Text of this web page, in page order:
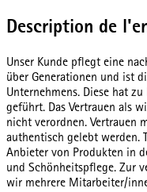
Description de
Unser Kunde pflegt eine
über Generationen und ist
Unternehmens. Diese hat
geführt. Das Vertrauen als
nicht verordnen. Vertrauen
authentisch gelebt werden.
Anbieter von Produkten in
und Schönheitspflege. Zur
wir mehrere Mitarbeiter/